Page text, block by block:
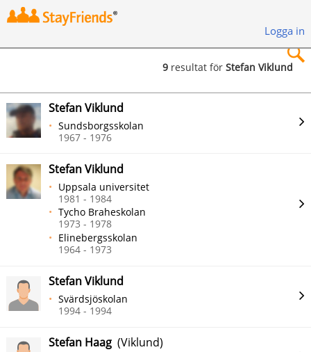
Logga in
Sök
9 resultat förStefan Viklund
Stefan Viklund
Sundsborgsskolan
1967 - 1976
Stefan Viklund
Uppsala universitet
1981 - 1984
Tycho Braheskolan
1973 - 1978
Elinebergsskolan
1964 - 1973
Stefan Viklund
Svärdsjöskolan
1994 - 1994
Stefan Haag (Viklund)